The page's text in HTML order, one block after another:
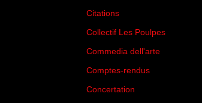
Citations
Collectif Les Poulpes
Commedia dell'arte
Comptes-rendus
Concertation